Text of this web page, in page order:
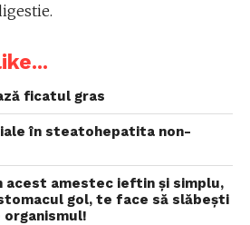
ficatul gras
în steatohepatita non-
acest amestec ieftin și simplu,
gol, te face să slăbești